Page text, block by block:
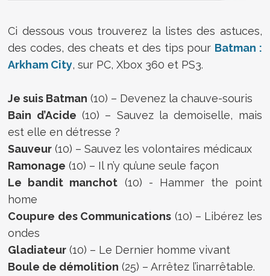
Ci dessous vous trouverez la listes des astuces,
des codes, des cheats et des tips pour Batman :
Arkham City, sur PC, Xbox 360 et PS3.
Je suis Batman (10) – Devenez la chauve-souris
Bain d’Acide (10) – Sauvez la demoiselle, mais
est elle en détresse ?
Sauveur (10) – Sauvez les volontaires médicaux
Ramonage (10) – Il n’y qu’une seule façon
Le bandit manchot (10) - Hammer the point
home
Coupure des Communications (10) – Libérez les
ondes
Gladiateur (10) – Le Dernier homme vivant
Boule de démolition (25) – Arrêtez l’inarrêtable.